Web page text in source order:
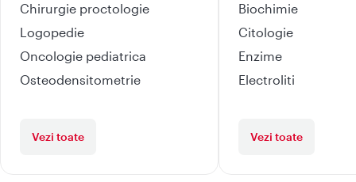
Chirurgie proctologie
Logopedie
Oncologie pediatrica
Osteodensitometrie
Vezi toate
Biochimie
Citologie
Enzime
Electroliti
Vezi toate